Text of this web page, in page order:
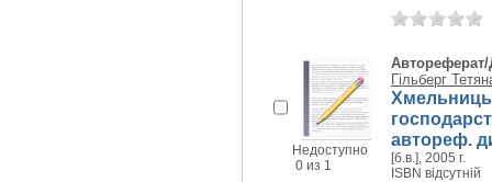
Недоступно
0 из 1
Автореферат/
Гільберг
автореф.
[б.в.], 2005 г.
ISBN відсутній